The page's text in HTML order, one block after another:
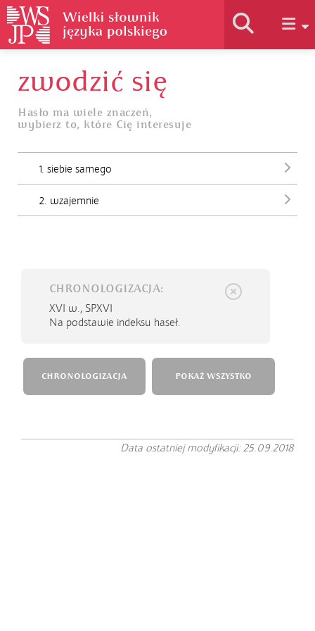
Historia słownika
Jak korzystać
Podstawy naukowe
zwodzić się
Hasło ma wiele znaczeń,
wybierz to, które Cię interesuje
1. siebie samego
2. wzajemnie
CHRONOLOGIZACJA:
XVI w., SPXVI
Na podstawie indeksu haseł.
CHRONOLOGIZACJA POKAŻ WSZYSTKO
Data ostatniej modyfikacji: 25.09.2018